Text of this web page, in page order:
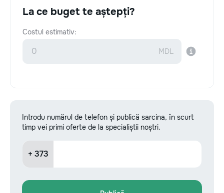
La ce buget te aștepți?
Costul estimativ:
Introdu numărul de telefon și publică sarcina, în scurt
timp vei primi oferte de la specialiștii noștri.
+ 373